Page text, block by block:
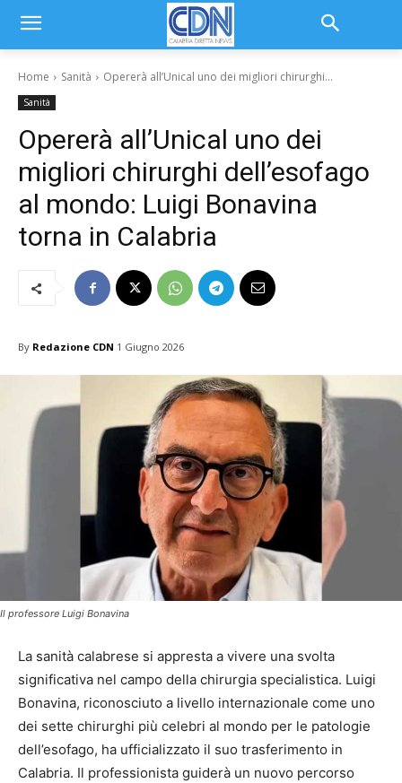
Home Sanità Opererà all’Unical uno dei migliori chirurghi...
Sanità
Opererà all’Unical uno dei
migliori chirurghi dell’esofago
al mondo: Luigi Bonavina
torna in Calabria
By Redazione CDN 1 Giugno 2026
Il professore Luigi Bonavina
La sanità calabrese si appresta a vivere una svolta
significativa nel campo della chirurgia specialistica. Luigi
Bonavina, riconosciuto a livello internazionale come uno
dei sette chirurghi più celebri al mondo per le patologie
dell’esofago, ha ufficializzato il suo trasferimento in
Calabria. Il professionista guiderà un nuovo percorso